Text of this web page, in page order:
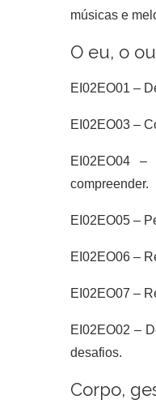
músicas e
O eu, o
EI02EO01 –
EI02EO03 –
EI02EO04 –
compreender.
EI02EO05 –
EI02EO06 –
EI02EO07 –
EI02EO02 –
desafios.
Corpo,